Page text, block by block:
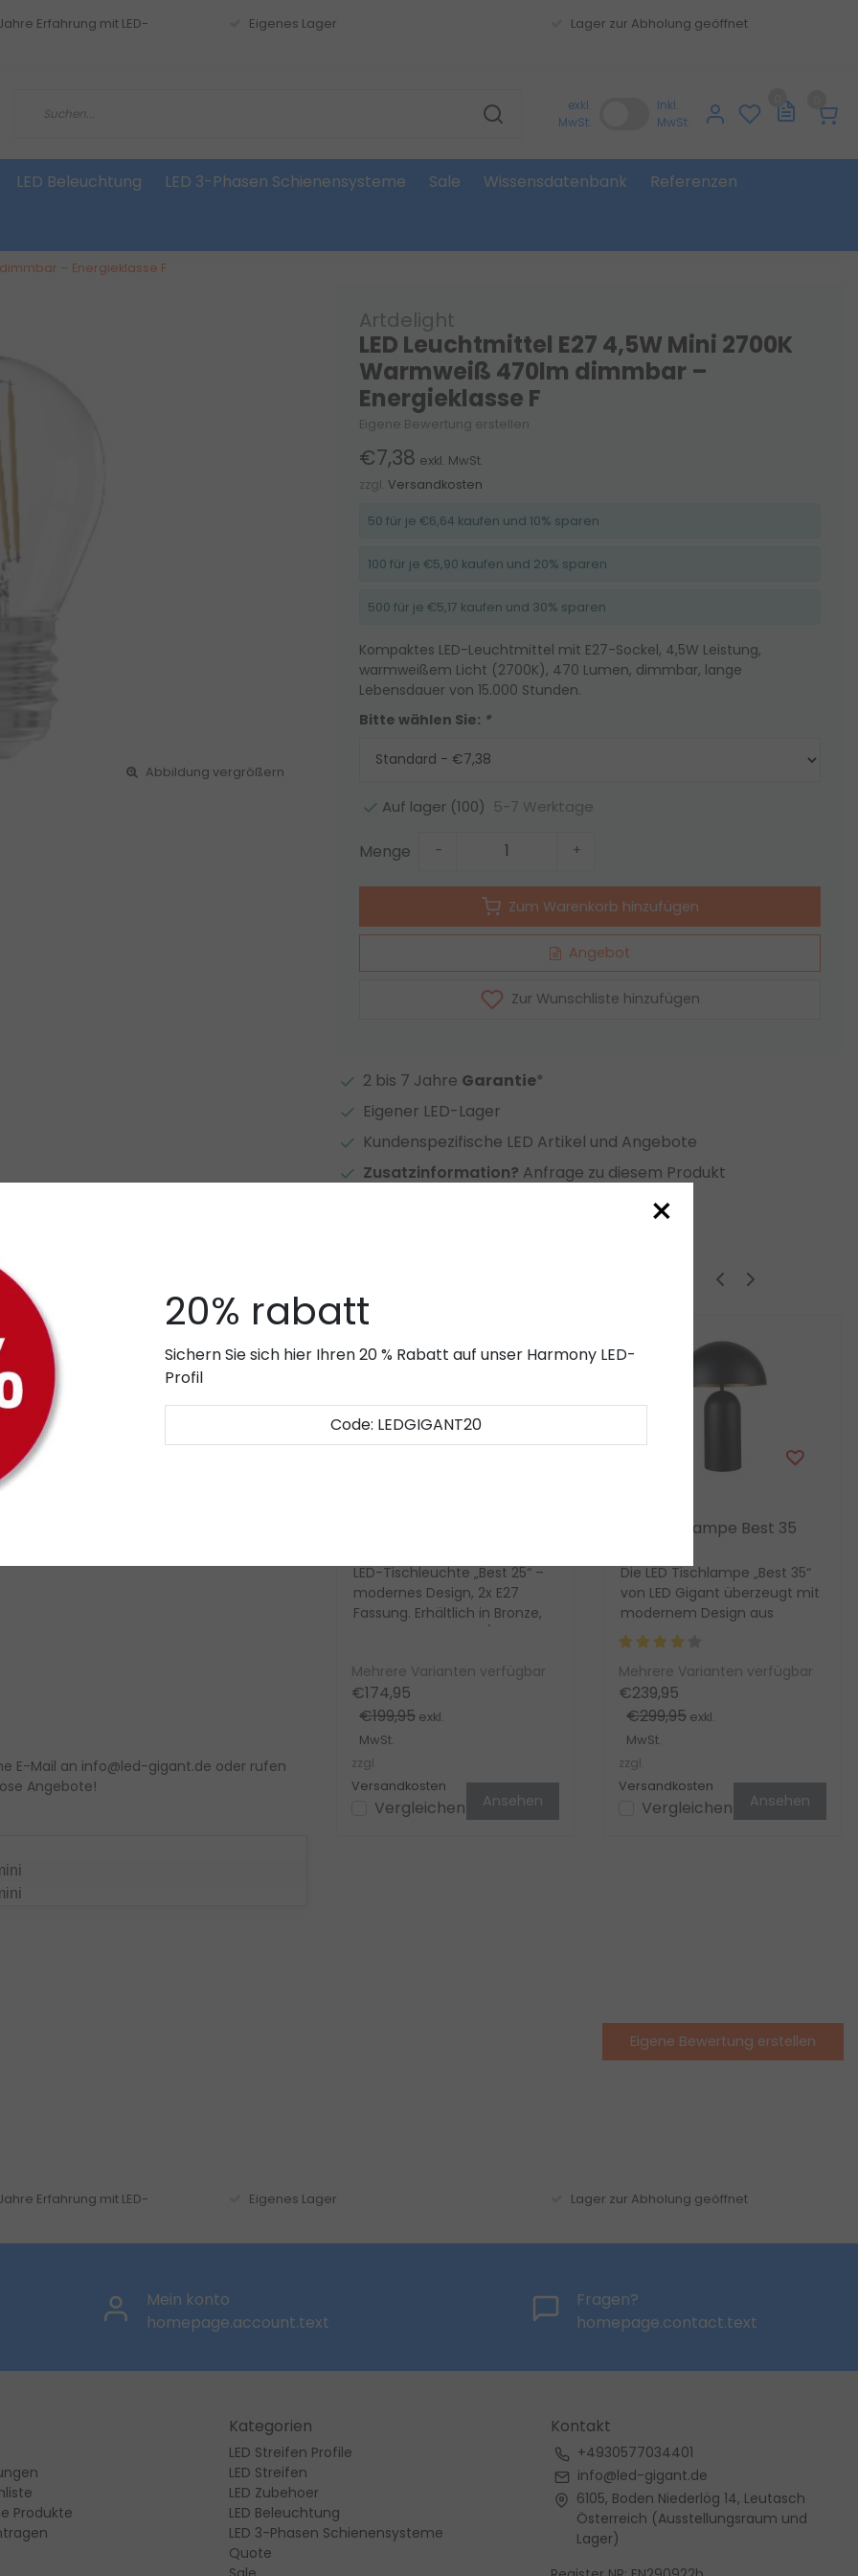
Erfahrung mit LED-
Eigenes Lager Lager zur Abholung geöffnet
exkl.
MwSt.
Inkl.
MwSt.
LED Beleuchtung LED 3-Phasen Schienensysteme Sale Wissensdatenbank Referenzen
dimmbar – Energieklasse F
Abbildung vergrößern
Artdelight
LED Leuchtmittel E27 4,5W Mini 2700K
Warmweiß 470lm dimmbar –
Energieklasse F
Eigene Bewertung erstellen
€7,38 exkl. MwSt.
zzgl. Versandkosten
50 für je €6,64 kaufen und 10% sparen
100 für je €5,90 kaufen und 20% sparen
500 für je €5,17 kaufen und 30% sparen
Kompaktes LED-Leuchtmittel mit E27-Sockel, 4,5W Leistung,
warmweißem Licht (2700K), 470 Lumen, dimmbar, lange
Lebensdauer von 15.000 Stunden.
Bitte wählen Sie: *
Auf lager (100) 5-7 Werktage
Menge - +
Zum Warenkorb hinzufügen
Angebot
Zur Wunschliste hinzufügen
2 bis 7 Jahre Garantie*
Eigener LED-Lager
Kundenspezifische LED Artikel und Angebote
Zusatzinformation? Anfrage zu diesem Produkt
für kleine Leuchten und enge
Licht (2700K) und eine Lichtausbeute von
dekorative Anwendungen oder
individuell anpassen und so für
von bis zu 15.000 Stunden und
Qualität und natürliche Farbwiedergabe.
E-Mail an info@led-gigant.de oder rufen
Angebote!
Die LED Pendelleuchte
Versandkosten
Ansehen
LED-Tischleuchte „Best 25“ –
modernes Design, 2x E27
Fassung. Erhältlich in Bronze,
matt Gold, Schwarz/Weiß und
Mehrere Varianten verfügbar
€174,95
€199,95 exkl.
MwSt.
zzgl.
Versandkosten
Vergleichen Ansehen
LED Tischlampe Best 35
Die LED Tischlampe „Best 35“
von LED Gigant überzeugt mit
modernem Design aus
hochwertigem Stahl.
Dimmbar, mit Schnurdim...
Mehrere Varianten verfügbar
€239,95
€299,95 exkl.
MwSt.
zzgl.
Versandkosten
Vergleichen Ansehen
Eigene Bewertung erstellen
Erfahrung mit LED-
Eigenes Lager Lager zur Abholung geöffnet
Mein konto
homepage.account.text
Fragen?
homepage.contact.text
Produkte
Kategorien
LED Streifen Profile
LED Streifen
LED Zubehoer
LED Beleuchtung
LED 3-Phasen Schienensysteme
Quote
Kontakt
+4930577034401
info@led-gigant.de
6105, Boden Niederlög 14, Leutasch
Österreich (Ausstellungsraum und
Lager)
×
20% rabatt
Sichern Sie sich hier Ihren 20 % Rabatt auf unser Harmony LED-
Profil
Code: LEDGIGANT20